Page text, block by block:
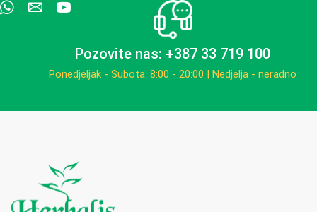
Pozovite nas: +387 33 719 100
Ponedjeljak - Subota: 8:00 - 20:00 | Nedjelja - neradno